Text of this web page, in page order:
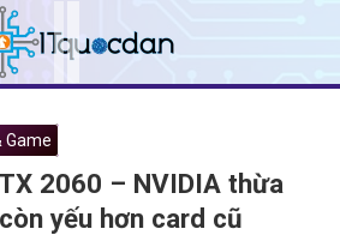
Game
2060 – NVIDIA thừa
yếu hơn card cũ